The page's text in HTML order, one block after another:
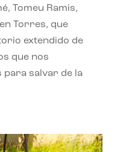
Tomeu Ramis,
Torres, que
extendido de
que nos
para salvar de la